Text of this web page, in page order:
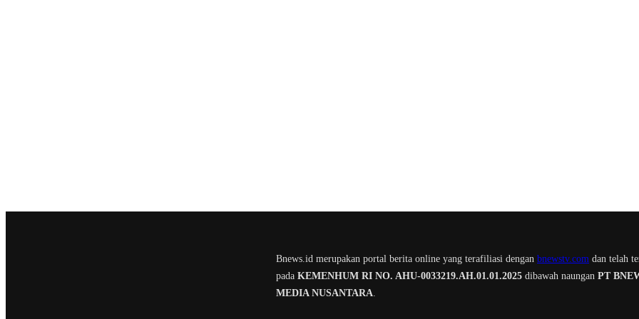
Bnews.id merupakan portal berita online yang terafiliasi dengan bnewstv.com dan telah
pada KEMENHUM RI NO. AHU-0033219.AH.01.01.2025 dibawah naungan PT
MEDIA NUSANTARA.